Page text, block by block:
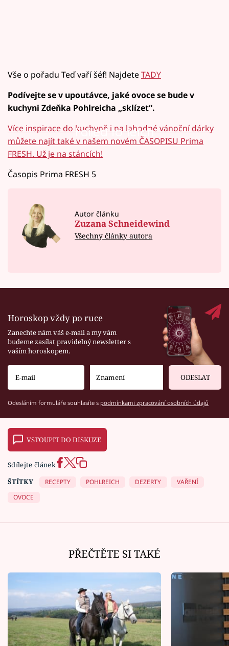
Vše o pořadu Teď vaří šéf! NajdeteTADY
Podívejte se v upoutávce, jaké ovoce se bude v
kuchyni Zdeňka Pohlreicha „sklízet“.
Failed to fetch
Více inspirace do kuchyně i na lahodné vánoční dárky
můžete najít také v našem novém ČASOPISU Prima
FRESH. Už je na stáncích!
Časopis Prima FRESH 5
Autor článku
Zuzana Schneidewind
Všechny články autora
Horoskop vždy po ruce
Zanechte nám váš e-mail a my vám
budeme zasílat pravidelný newsletter s
vaším horoskopem.
ODESLAT
Odesláním formuláře souhlasíte s podmínkami zpracování osobních údajů
VSTOUPIT DO DISKUZE
Sdílejte článek
ŠTÍTKY
RECEPTY POHLREICH DEZERTY
VAŘENÍ
OVOCE
PŘEČTĚTE SI TAKÉ